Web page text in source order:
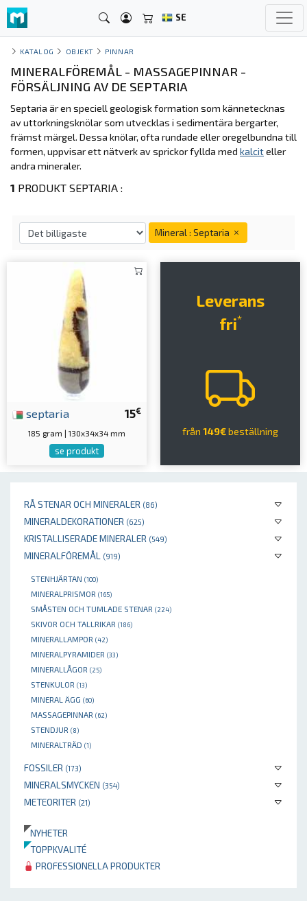
SE
RÅ STENAR OCH MINERALER (86)
MINERALDEKORATIONER (625)
KRISTALLISERADE MINERALER (549)
MINERALFÖREMÅL (919)
STENHJÄRTAN (100)
MINERALPRISMOR (165)
SMÅSTEN OCH TUMLADE STENAR (224)
SKIVOR OCH TALLRIKAR (186)
MINERALLAMPOR (42)
MINERALPYRAMIDER (33)
MINERALLÅGOR (25)
STENKULOR (13)
MINERAL ÄGG (60)
MASSAGEPINNAR (62)
STENDJUR (8)
MINERALTRÄD (1)
FOSSILER (173)
MINERALSMYCKEN (354)
METEORITER (21)
NYHETER
TOPPKVALITÉ
PROFESSIONELLA PRODUKTER
KATALOG OBJEKT PINNAR
MINERALFÖREMÅL - MASSAGEPINNAR -
FÖRSÄLJNING AV DE SEPTARIA
Septaria är en speciell geologisk formation som kännetecknas
av uttorkningsknölar som utvecklas i sedimentära bergarter,
främst märgel. Dessa knölar, ofta rundade eller oregelbundna till
formen, uppvisar ett nätverk av sprickor fyllda med kalciteller
andra mineraler.
1 PRODUKT SEPTARIA :
Mineral : Septaria
15€
septaria
185 gram | 130x34x34 mm
se produkt
Leverans
fri*
från 149€beställning